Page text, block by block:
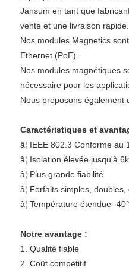
Jansum en tant que
vente et une livraison rapide.
Nos modules Magnetics
Ethernet (PoE).
Nos modules magnétiques
nécessaire pour les
Nous proposons également
Caractéristiques et
â¦ IEEE 802.3 Conforme au
â¦ Isolation élevée jusqu'à
â¦ Plus grande fiabilité
â¦ Forfaits simples,
â¦ Température étendue -
Notre avantage :
1. Qualité fiable
2. Coût compétitif